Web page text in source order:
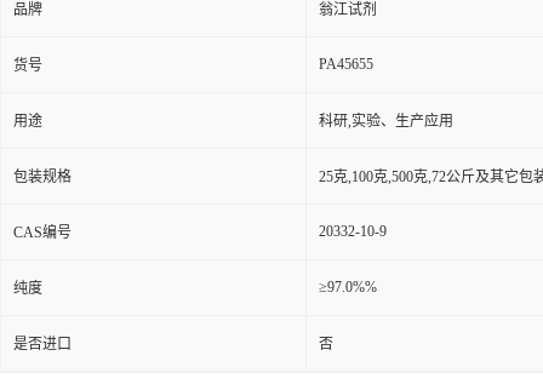
品牌 翁江试剂
货号 PA45655
用途 科研,实验、生产应用
包装规格 25克,100克,500克,72公斤及其它包
CAS编号 20332-10-9
纯度 ≥97.0%%
是否进口 否